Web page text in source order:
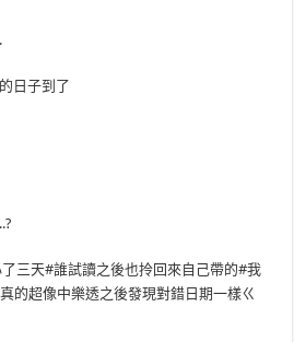
日子到了
三天#誰試讀之後也拎回來自己帶的#我
的超像中樂透之後發現對錯日期一樣ㄍ